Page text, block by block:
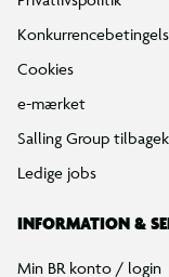
Ønskelisten
Gaveindpakning
Katalog
Events
Click&Collect
Gavekort
Om BR